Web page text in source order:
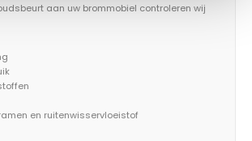
aan uw brommobiel controleren wij
en ruitenwisservloeistof